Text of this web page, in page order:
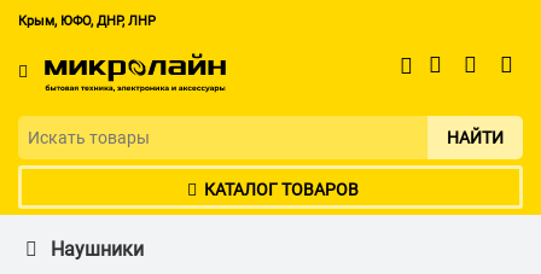
Крым, ЮФО, ДНР, ЛНР
НАЙТИ
КАТАЛОГ ТОВАРОВ
Наушники